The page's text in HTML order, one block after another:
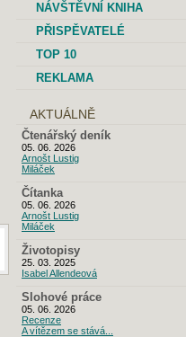
NÁVŠTĚVNÍ KNIHA
PŘISPĚVATELÉ
TOP 10
REKLAMA
AKTUÁLNĚ
Čtenářský deník
05. 06. 2026
Arnošt Lustig
Miláček
Čítanka
05. 06. 2026
Arnošt Lustig
Miláček
Životopisy
25. 03. 2025
Isabel Allendeová
Slohové práce
05. 06. 2026
Recenze
A vítězem se stává...